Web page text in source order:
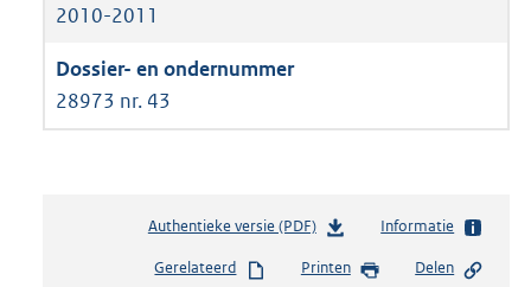
2010-2011
28973 nr. 43
Authentieke versie (PDF)b
s
Informatie
Gerelateerd Printen Delen